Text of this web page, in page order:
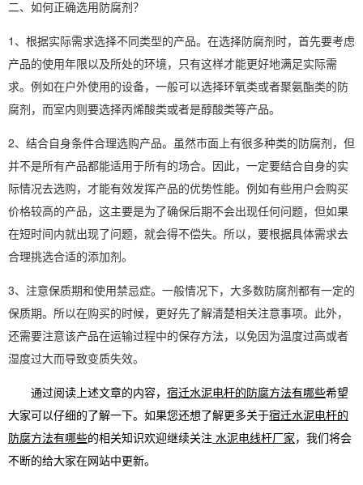
二、如何正确选用防腐剂？
1、根据实际需求选择不同类型的产品。在选择防腐剂时，首先要考虑
产品的使用年限以及所处的环境，只有这样才能更好地满足实际需
求。例如在户外使用的设备，一般可以选择环氧类或者聚氨酯类的防
腐剂，而室内则要选择丙烯酸类或者是醇酸类等产品。
2、结合自身条件合理选购产品。虽然市面上有很多种类的防腐剂，但
并不是所有产品都能适用于所有的场合。因此，一定要结合自身的实
际情况去选购，才能有效发挥产品的优势性能。例如有些用户会购买
价格较高的产品，这主要是为了确保后期不会出现任何问题，但如果
在短时间内就出现了问题，就会得不偿失。所以，要根据具体需求去
合理挑选合适的添加剂。
3、注意保质期和使用禁忌症。一般情况下，大多数防腐剂都有一定的
保质期。所以在购买的时候，更好先了解清楚相关注意事项。此外，
还需要注意该产品在运输过程中的保存方法，以免因为温度过高或者
湿度过大而导致变质失效。
通过阅读上述文章的内容， 宿迁水泥电杆的防腐方法有哪些希望
大家可以仔细的了解一下。如果您还想了解更多关于宿迁水泥电杆的
防腐方法有哪些的相关知识欢迎继续关注 水泥电线杆厂家，我们将会
不断的给大家在网站中更新。